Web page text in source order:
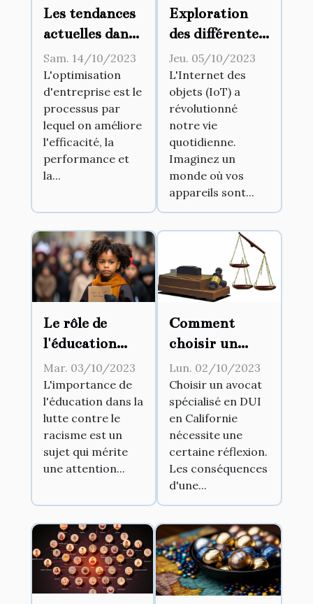
Les tendances
actuelles dans
l'optimisation
d'entreprise
Sam. 14/10/2023
L'optimisation
d'entreprise est le
processus par
lequel on améliore
l'efficacité, la
performance et
la...
Exploration
des différentes
utilisations de
l'IoT dans la
vie
quotidienne
Jeu. 05/10/2023
L'Internet des
objets (IoT) a
révolutionné
notre vie
quotidienne.
Imaginez un
monde où vos
appareils sont...
Le rôle de
l'éducation
dans la lutte
contre le
racisme
Mar. 03/10/2023
L'importance de
l'éducation dans la
lutte contre le
racisme est un
sujet qui mérite
une attention...
Comment
choisir un
avocat
spécialisé en
DUI en
Californie
Lun. 02/10/2023
Choisir un avocat
spécialisé en DUI
en Californie
nécessite une
certaine réflexion.
Les conséquences
d'une...